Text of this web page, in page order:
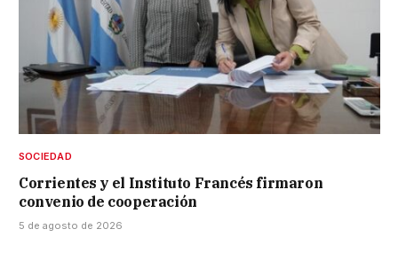
SOCIEDAD
Corrientes y el Instituto Francés firmaron
convenio de cooperación
5 de agosto de 2026